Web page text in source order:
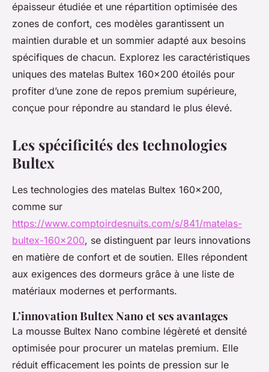
épaisseur étudiée et une répartition optimisée des
zones de confort, ces modèles garantissent un
maintien durable et un sommier adapté aux besoins
spécifiques de chacun. Explorez les caractéristiques
uniques des matelas Bultex 160x200 étoilés pour
profiter d’une zone de repos premium supérieure,
conçue pour répondre au standard le plus élevé.
Les spécificités des technologies
Bultex
Les technologies des matelas Bultex 160x200,
comme sur
https://www.comptoirdesnuits.com/s/841/matelas-
bultex-160x200, se distinguent par leurs innovations
en matière de confort et de soutien. Elles répondent
aux exigences des dormeurs grâce à une liste de
matériaux modernes et performants.
L’innovation Bultex Nano et ses avantages
La mousse Bultex Nano combine légèreté et densité
optimisée pour procurer un matelas premium. Elle
réduit efficacement les points de pression sur le